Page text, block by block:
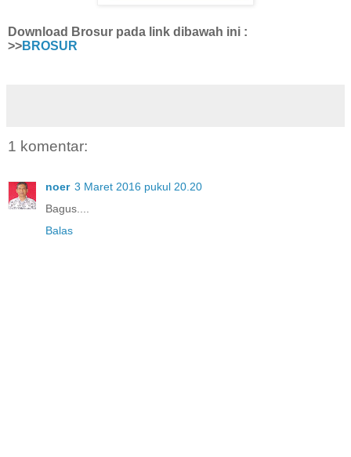
Download Brosur pada link dibawah ini :
>>BROSUR
1 komentar:
noer 3 Maret 2016 pukul 20.20
Bagus....
Balas